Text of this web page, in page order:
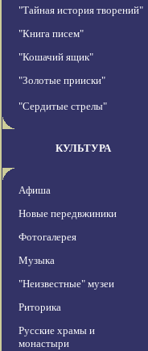
"Тайная история творений"
"Книга писем"
"Кошачий ящик"
"Золотые прииски"
"Сердитые стрелы"
КУЛЬТУРА
Афиша
Новые передвжиники
Фотогалерея
Музыка
"Неизвестные" музеи
Риторика
Русские храмы и
монастыри